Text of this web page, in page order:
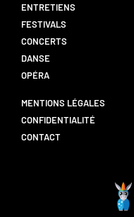
ENTRETIENS
FESTIVALS
CONCERTS
DANSE
OPÉRA
MENTIONS LÉGALES
CONFIDENTIALITÉ
CONTACT